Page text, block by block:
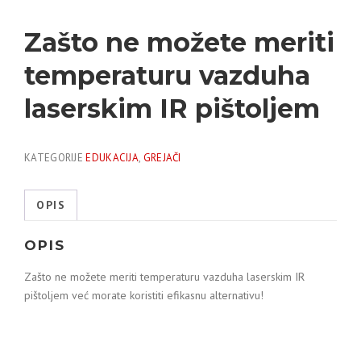
Zašto ne možete meriti
temperaturu vazduha
laserskim IR pištoljem
KATEGORIJEEDUKACIJA, GREJAČI
OPIS
OPIS
Zašto ne možete meriti temperaturu vazduha laserskim IR
pištoljem već morate koristiti efikasnu alternativu!